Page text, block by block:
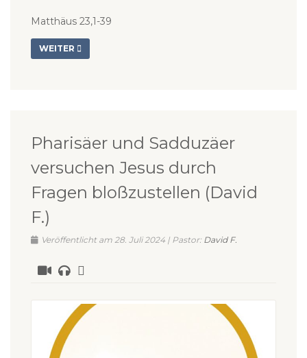
Matthäus 23,1-39
WEITER
Pharisäer und Sadduzäer
versuchen Jesus durch
Fragen bloßzustellen (David
F.)
Veröffentlicht am 28. Juli 2024 | Pastor: David F.